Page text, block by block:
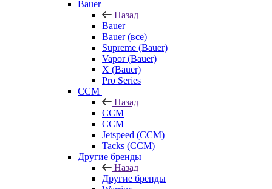
Bauer
Назад
Bauer
Bauer (все)
Supreme (Bauer)
Vapor (Bauer)
X (Bauer)
Pro Series
CCM
Назад
CCM
CCM
Jetspeed (CCM)
Tacks (CCM)
Другие бренды
Назад
Другие бренды